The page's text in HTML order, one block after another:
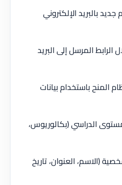
بالبريد الإلكتروني
المرسل إلى البريد
المنح باستخدام بيانات
الدراسي (بكالوريوس،
(الاسم، العنوان، تاريخ